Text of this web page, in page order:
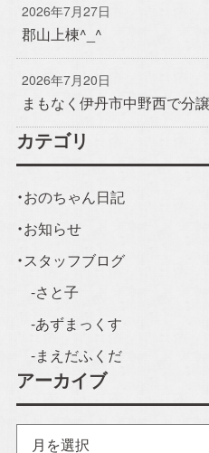
ご来場予
Event Reservation
お気軽にご参加
お客様が家づくりをリアル
は実際に住まいの空間をご
は住宅に関する様々な知識
子様連れでも安心してご参
郡山上棟^_^
2026年7月27日
まもなく伊丹市中野西で分
2026年7月20日
カテゴリ
おのちゃん日記
お知らせ
スタッフブログ
さと子
あずまっくす
まえだふくだ
アーカイブ